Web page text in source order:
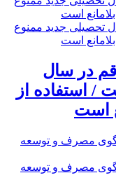
در سال
/ استفاده از
است